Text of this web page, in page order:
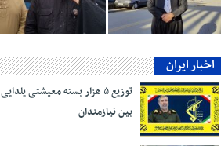
اخبار ایران
توزیع ۵ هزار بسته معیشتی یلدایی
بین نیازمندان